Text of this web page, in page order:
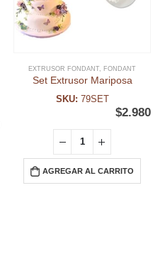
,INSUMOS GALLETAS
EXTRUSOR FONDANT FONDANT
Set Extrusor Mariposa
SKU: 79SET
$2.980
AGREGAR AL CARRITO